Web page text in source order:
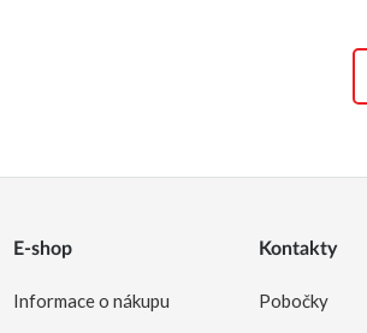
E-shop
Informace o nákupu
Kontakty
Pobočky